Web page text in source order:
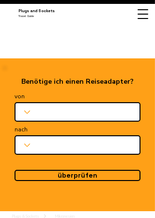
Plugs and Sockets
Travel Guide
Benötige ich einen Reiseadapter?
von
nach
überprüfen